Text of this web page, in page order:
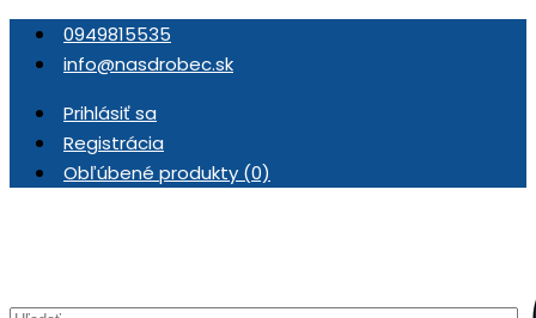
0949815535
info@nasdrobec.sk
Prihlásiť sa
Registrácia
Obľúbené produkty (0)